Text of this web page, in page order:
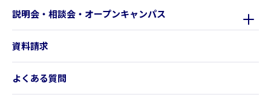
説明会・相談会・オープンキャンパス
資料請求
よくある質問